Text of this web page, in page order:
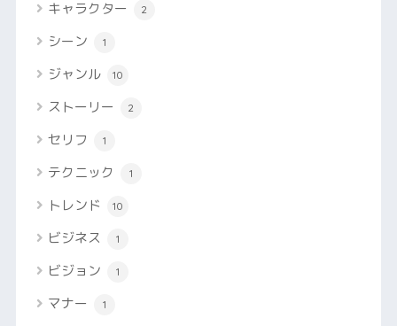
キャラクター 2
シーン 1
ジャンル 10
ストーリー 2
セリフ 1
テクニック 1
トレンド 10
ビジネス 1
ビジョン 1
マナー 1